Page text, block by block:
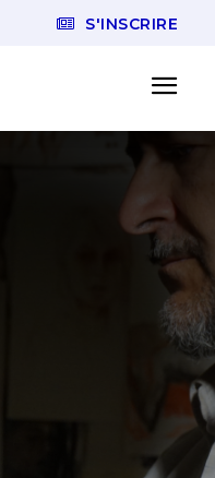
S'INSCRIRE